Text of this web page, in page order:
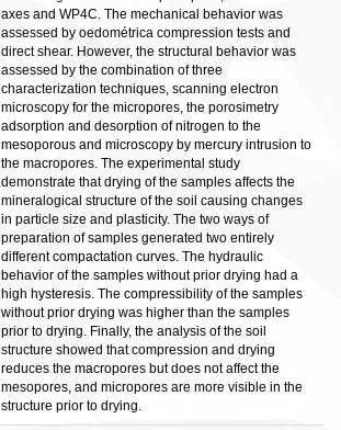
axes and WP4C. The mechanical behavior was
assessed by oedométrica compression tests and
direct shear. However, the structural behavior was
assessed by the combination of three
characterization techniques, scanning electron
microscopy for the micropores, the porosimetry
adsorption and desorption of nitrogen to the
mesoporous and microscopy by mercury intrusion to
the macropores. The experimental study
demonstrate that drying of the samples affects the
mineralogical structure of the soil causing changes
in particle size and plasticity. The two ways of
preparation of samples generated two entirely
different compactation curves. The hydraulic
behavior of the samples without prior drying had a
high hysteresis. The compressibility of the samples
without prior drying was higher than the samples
prior to drying. Finally, the analysis of the soil
structure showed that compression and drying
reduces the macropores but does not affect the
mesopores, and micropores are more visible in the
structure prior to drying.